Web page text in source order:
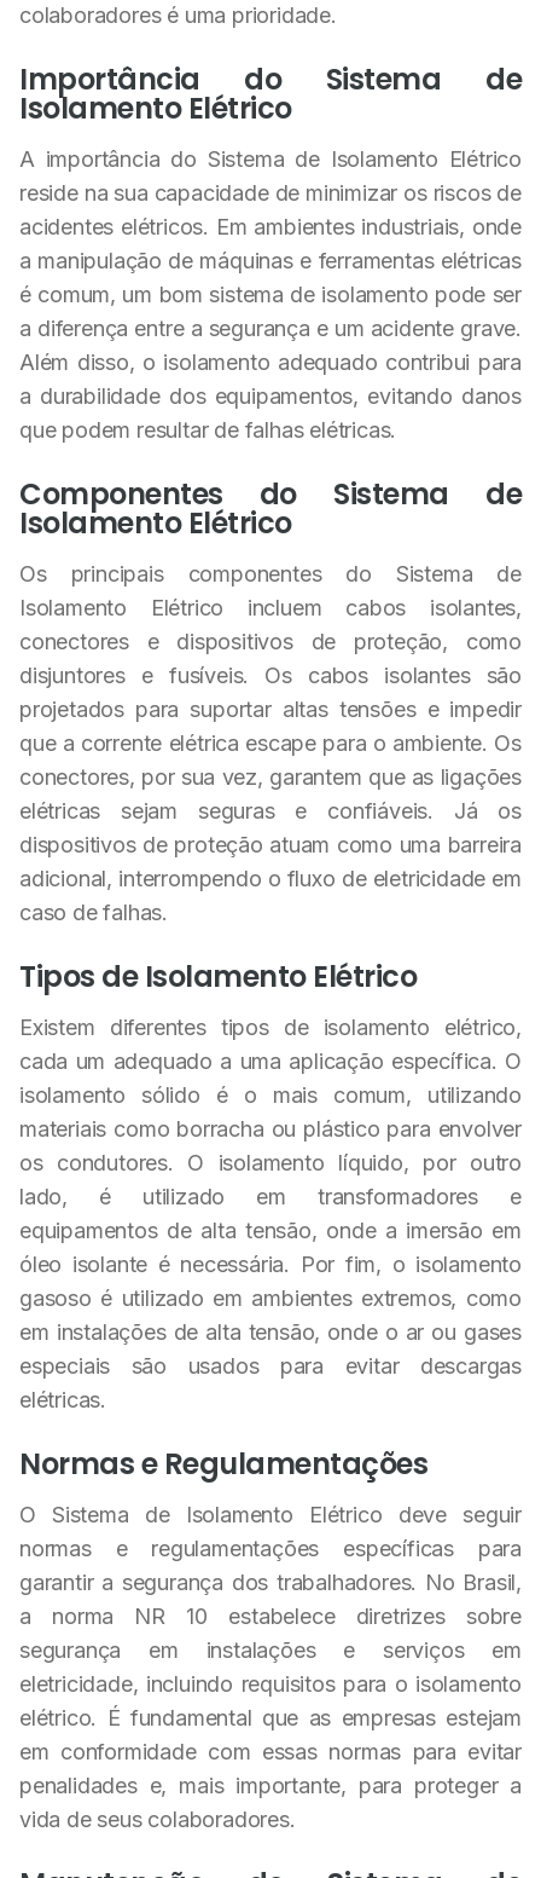
colaboradores é uma prioridade.
Importância do Sistema de
Isolamento Elétrico
A importância do Sistema de Isolamento Elétrico
reside na sua capacidade de minimizar os riscos de
acidentes elétricos. Em ambientes industriais, onde
a manipulação de máquinas e ferramentas elétricas
é comum, um bom sistema de isolamento pode ser
a diferença entre a segurança e um acidente grave.
Além disso, o isolamento adequado contribui para
a durabilidade dos equipamentos, evitando danos
que podem resultar de falhas elétricas.
Componentes do Sistema de
Isolamento Elétrico
Os principais componentes do Sistema de
Isolamento Elétrico incluem cabos isolantes,
conectores e dispositivos de proteção, como
disjuntores e fusíveis. Os cabos isolantes são
projetados para suportar altas tensões e impedir
que a corrente elétrica escape para o ambiente. Os
conectores, por sua vez, garantem que as ligações
elétricas sejam seguras e confiáveis. Já os
dispositivos de proteção atuam como uma barreira
adicional, interrompendo o fluxo de eletricidade em
caso de falhas.
Tipos de Isolamento Elétrico
Existem diferentes tipos de isolamento elétrico,
cada um adequado a uma aplicação específica. O
isolamento sólido é o mais comum, utilizando
materiais como borracha ou plástico para envolver
os condutores. O isolamento líquido, por outro
lado, é utilizado em transformadores e
equipamentos de alta tensão, onde a imersão em
óleo isolante é necessária. Por fim, o isolamento
gasoso é utilizado em ambientes extremos, como
em instalações de alta tensão, onde o ar ou gases
especiais são usados para evitar descargas
elétricas.
Normas e Regulamentações
O Sistema de Isolamento Elétrico deve seguir
normas e regulamentações específicas para
garantir a segurança dos trabalhadores. No Brasil,
a norma NR 10 estabelece diretrizes sobre
segurança em instalações e serviços em
eletricidade, incluindo requisitos para o isolamento
elétrico. É fundamental que as empresas estejam
em conformidade com essas normas para evitar
penalidades e, mais importante, para proteger a
vida de seus colaboradores.